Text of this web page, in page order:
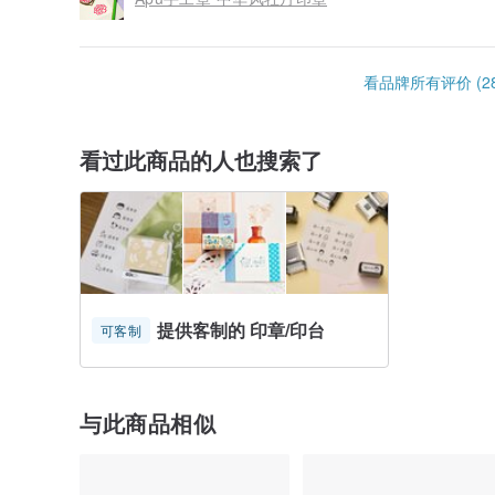
看品牌所有评价
看过此商品的人也搜索了
可客制 提供客制的 印章/印台
与此商品相似